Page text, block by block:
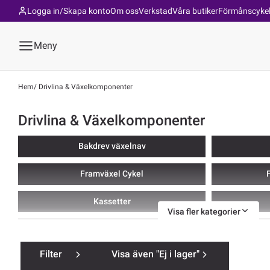
Om ossVerkstadVåra butiker
Logga in/Skapa konto
Meny
Hem Drivlina & Växelkomponenter
Drivlina & Växelkomponenter
Bakdrev växelnav
Framväxel Cykel
Kassetter
Växelgrupper
Visa fler kategorier
Filter Visa även "Ej i lager"